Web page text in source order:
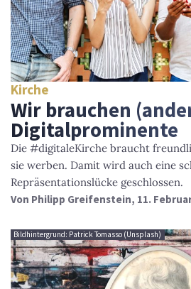
Kirche
Wir brauchen
Digitalprominente
Die #digitaleKirche braucht
sie werben. Damit wird auch eine
Repräsentationslücke geschlossen.
Von Philipp Greifenstein, 11.
Bildhintergrund: Patrick Tomasso (Unsplash)